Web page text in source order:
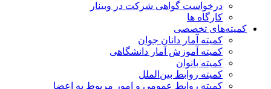
درخواست گواهی شرکت در وبینار
کارگاه ها
کمیته‌های تخصصی
کمیته آمار دانان جوان
کمیته آموزش آمار دانشگاهی
کمیته بانوان
کمیته روابط بین‌الملل
کمیته روابط عمومی و امور مربوط به اعضا